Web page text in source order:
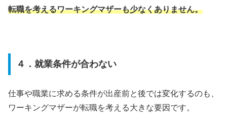
転職を考えるワーキングマザーも少なくありません。
４．就業条件が合わない
仕事や職業に求める条件が出産前と後では変化するのも、
ワーキングマザーが転職を考える大きな要因です。